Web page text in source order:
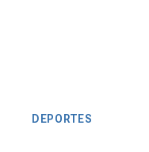
DEPORTES